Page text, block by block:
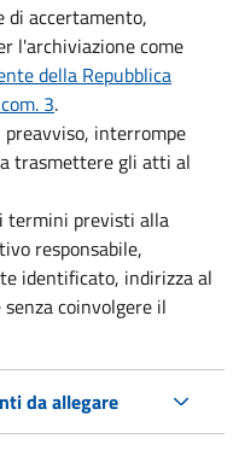
di accertamento,
l'archiviazione come
della Repubblica
3.
interrompe
trasmettere gli atti al
termini previsti alla
responsabile,
identificato, indirizza al
coinvolgere il
da allegare